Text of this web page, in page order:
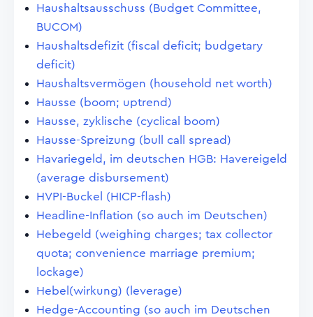
Haushaltsausschuss (Budget Committee,
BUCOM)
Haushaltsdefizit (fiscal deficit; budgetary
deficit)
Haushaltsvermögen (household net worth)
Hausse (boom; uptrend)
Hausse, zyklische (cyclical boom)
Hausse-Spreizung (bull call spread)
Havariegeld, im deutschen HGB: Havereigeld
(average disbursement)
HVPI-Buckel (HICP-flash)
Headline-Inflation (so auch im Deutschen)
Hebegeld (weighing charges; tax collector
quota; convenience marriage premium;
lockage)
Hebel(wirkung) (leverage)
Hedge-Accounting (so auch im Deutschen